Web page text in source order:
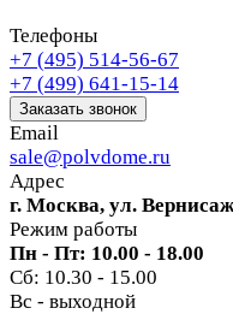
Телефоны
+7 (495) 514-56-67
+7 (499) 641-15-14
Заказать звонок
Email
sale@polvdome.ru
Адрес
г. Москва, ул.
Режим работы
Пн - Пт: 10.00 - 18.00
Сб: 10.30 - 15.00
Вс - выходной